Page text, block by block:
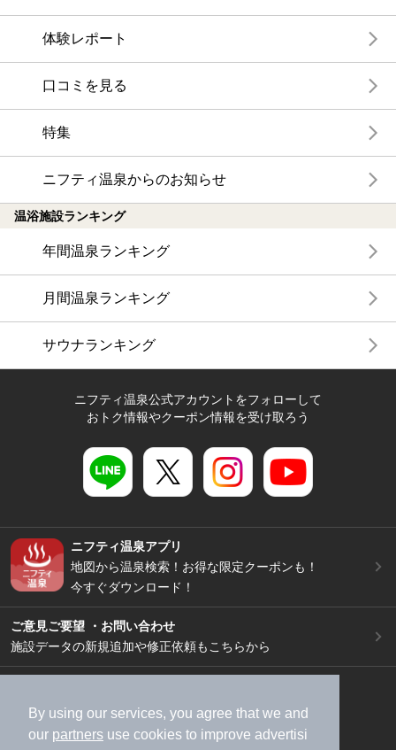
By using our services, you agree that we and
our partners use cookies to improve advertisi
体験レポート
口コミを見る
特集
ニフティ温泉からのお知らせ
温浴施設ランキング
年間温泉ランキング
月間温泉ランキング
サウナランキング
ニフティ温泉公式アカウントをフォローして
おトク情報やクーポン情報を受け取ろう
ニフティ温泉アプリ
地図から温泉検索！お得な限定クーポンも！
今すぐダウンロード！
ご意見ご要望 ・お問い合わせ
施設データの新規追加や修正依頼もこちらから
加盟店募集（資料請求）
広告出稿のご案内
利用規約
ライフスタイルMEMBERS+規約